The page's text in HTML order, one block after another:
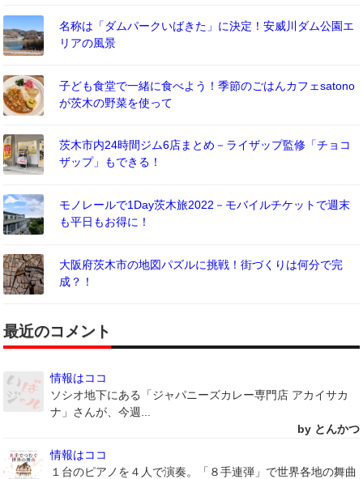
名称は「ダムパークいばきた」に決定！安威川ダム公園エ
リアの風景
子ども食堂で一緒に食べよう！季節のごはんカフェsatono
が茨木の野菜を使って
茨木市内24時間ジム6店まとめ－ライザップ監修「チョコ
ザップ」もできる！
モノレールで1Day茨木旅2022－モバイルチケットで週末
も平日もお得に！
大阪府茨木市の地図パズルに挑戦！街づくりは何分で完
成？！
最近のコメント
情報はココ
ソシオ地下にある「ジャパニーズカレー専門店 アカイサカ
ナ」さんが、今週...
by とんかつ
情報はココ
１台のピアノを４人で演奏。「８手連弾」で世界各地の舞曲